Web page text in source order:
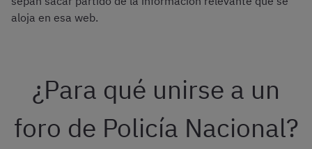
aloja en esa web.
¿Para qué unirse a un
foro de Policía Nacional?